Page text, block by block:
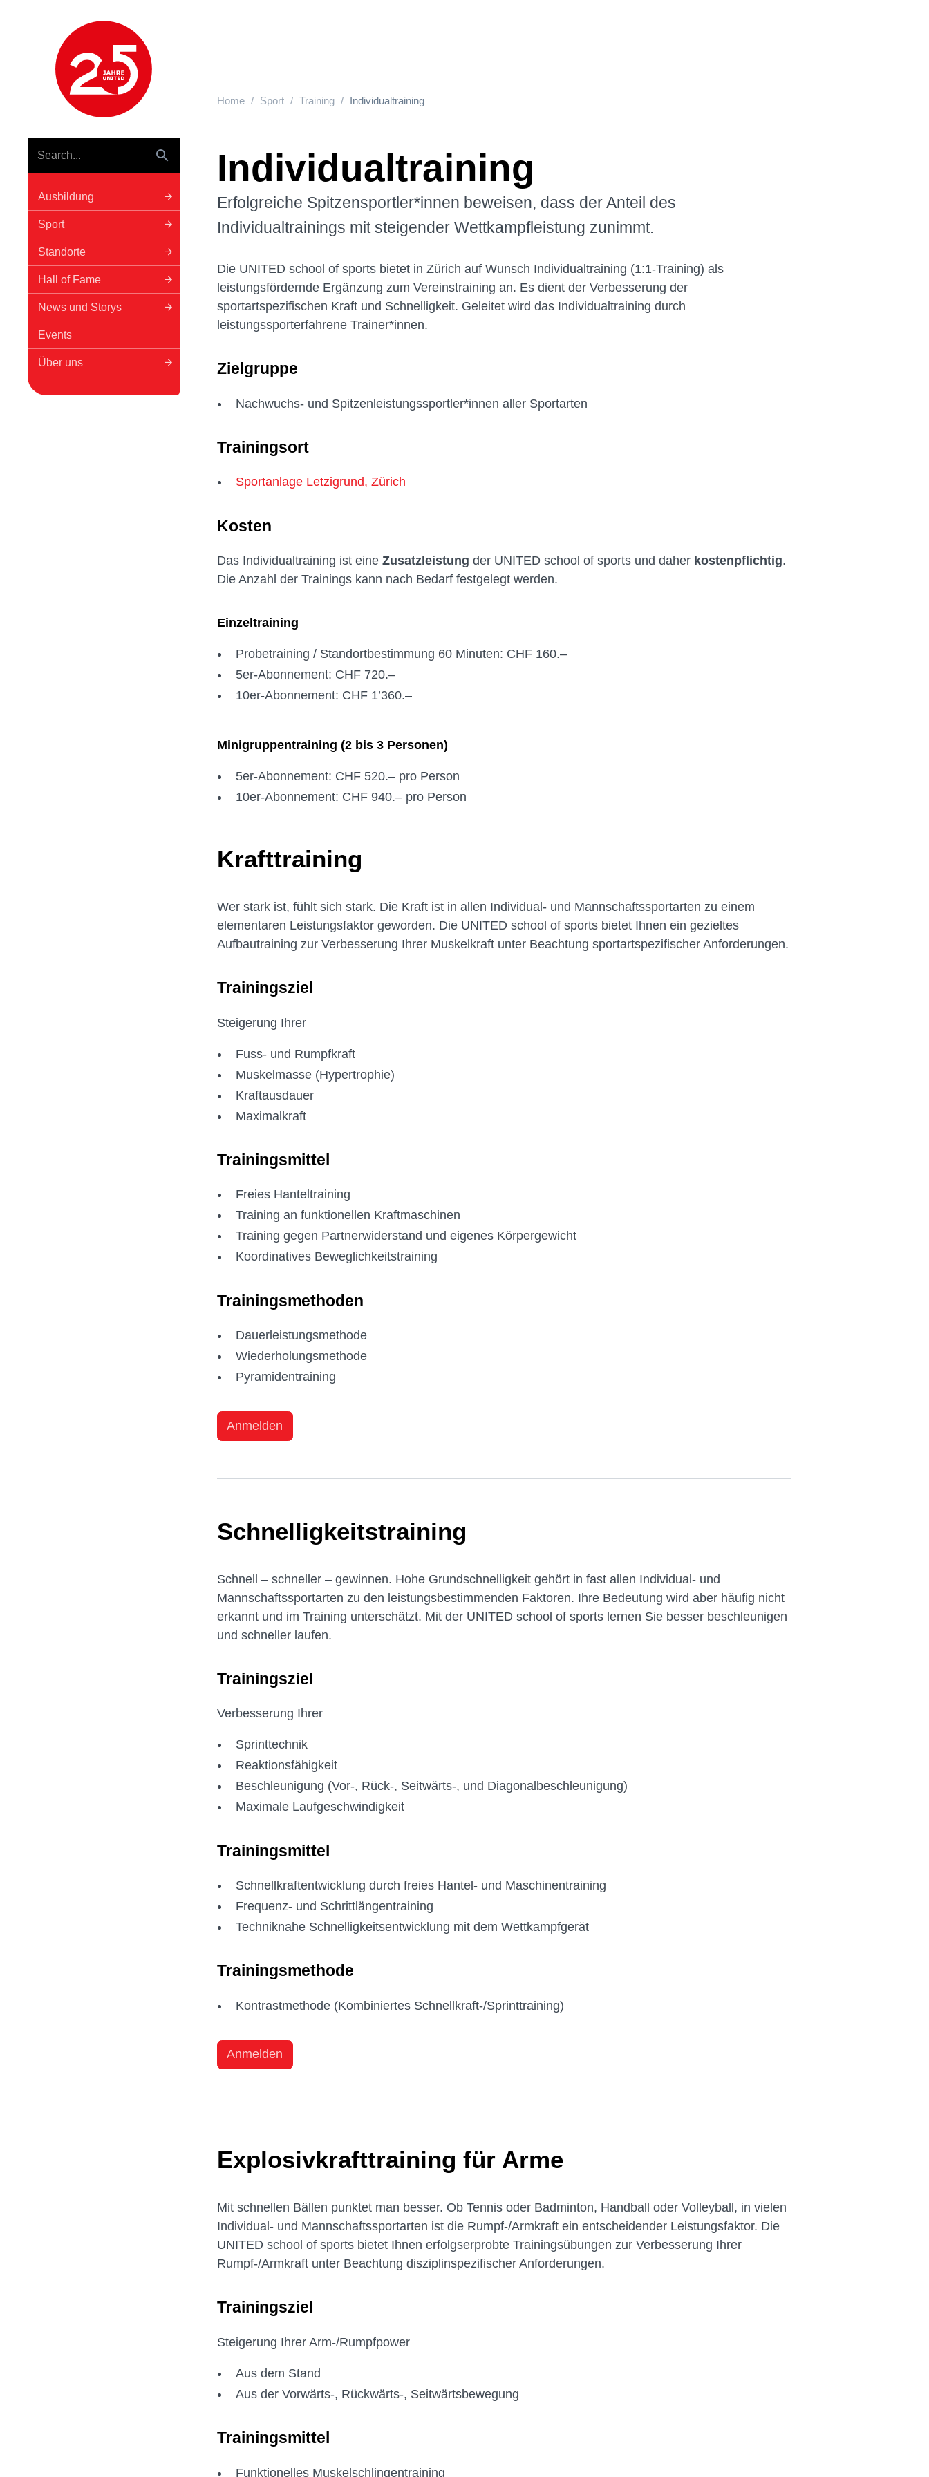
Hauptnavigation
Ausbildung
Sport
Standorte
Hall of Fame
News und Storys
Events
Über uns
Home Sport Training Individualtraining
Individualtraining
Erfolgreiche Spitzensportler*innen beweisen, dass der Anteil des
Individualtrainings mit steigender Wettkampfleistung zunimmt.
Die UNITED school of sports bietet in Zürich auf Wunsch Individualtraining (1:1-Training) als
leistungsfördernde Ergänzung zum Vereinstraining an. Es dient der Verbesserung der
sportartspezifischen Kraft und Schnelligkeit. Geleitet wird das Individualtraining durch
leistungssporterfahrene Trainer*innen.
Zielgruppe
Nachwuchs- und Spitzenleistungssportler*innen aller Sportarten
Trainingsort
Sportanlage Letzigrund, Zürich
Kosten
Das Individualtraining ist eine Zusatzleistung der UNITED school of sports und daher kostenpflichtig.
Die Anzahl der Trainings kann nach Bedarf festgelegt werden.
Einzeltraining
Probetraining / Standortbestimmung 60 Minuten: CHF 160.–
5er-Abonnement: CHF 720.–
10er-Abonnement: CHF 1’360.–
Minigruppentraining (2 bis 3 Personen)
5er-Abonnement: CHF 520.– pro Person
10er-Abonnement: CHF 940.– pro Person
Krafttraining
Wer stark ist, fühlt sich stark. Die Kraft ist in allen Individual- und Mannschaftssportarten zu einem
elementaren Leistungsfaktor geworden. Die UNITED school of sports bietet Ihnen ein gezieltes
Aufbautraining zur Verbesserung Ihrer Muskelkraft unter Beachtung sportartspezifischer Anforderungen.
Trainingsziel
Steigerung Ihrer
Fuss- und Rumpfkraft
Muskelmasse (Hypertrophie)
Kraftausdauer
Maximalkraft
Trainingsmittel
Freies Hanteltraining
Training an funktionellen Kraftmaschinen
Training gegen Partnerwiderstand und eigenes Körpergewicht
Koordinatives Beweglichkeitstraining
Trainingsmethoden
Dauerleistungsmethode
Wiederholungsmethode
Pyramidentraining
Anmelden
Schnelligkeitstraining
Schnell – schneller – gewinnen. Hohe Grundschnelligkeit gehört in fast allen Individual- und
Mannschaftssportarten zu den leistungsbestimmenden Faktoren. Ihre Bedeutung wird aber häufig nicht
erkannt und im Training unterschätzt. Mit der UNITED school of sports lernen Sie besser beschleunigen
und schneller laufen.
Trainingsziel
Verbesserung Ihrer
Sprinttechnik
Reaktionsfähigkeit
Beschleunigung (Vor-, Rück-, Seitwärts-, und Diagonalbeschleunigung)
Maximale Laufgeschwindigkeit
Trainingsmittel
Schnellkraftentwicklung durch freies Hantel- und Maschinentraining
Frequenz- und Schrittlängentraining
Techniknahe Schnelligkeitsentwicklung mit dem Wettkampfgerät
Trainingsmethode
Kontrastmethode (Kombiniertes Schnellkraft-/Sprinttraining)
Anmelden
Explosivkrafttraining für Arme
Mit schnellen Bällen punktet man besser. Ob Tennis oder Badminton, Handball oder Volleyball, in vielen
Individual- und Mannschaftssportarten ist die Rumpf-/Armkraft ein entscheidender Leistungsfaktor. Die
UNITED school of sports bietet Ihnen erfolgserprobte Trainingsübungen zur Verbesserung Ihrer
Rumpf-/Armkraft unter Beachtung disziplinspezifischer Anforderungen.
Trainingsziel
Steigerung Ihrer Arm-/Rumpfpower
Aus dem Stand
Aus der Vorwärts-, Rückwärts-, Seitwärtsbewegung
Trainingsmittel
Funktionelles Muskelschlingentraining